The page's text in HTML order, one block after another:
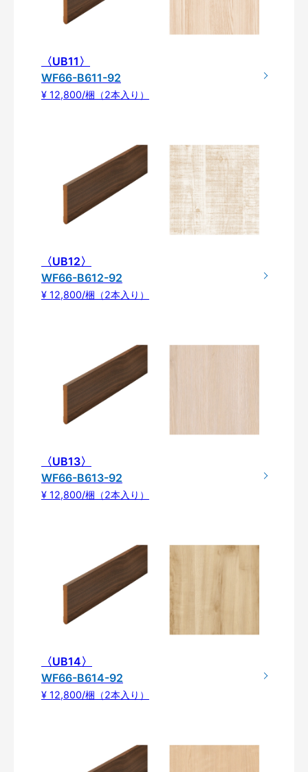
〈UB11〉
WF66-B611-92
¥ 12,800/梱（2本入り）
〈UB12〉
WF66-B612-92
¥ 12,800/梱（2本入り）
〈UB13〉
WF66-B613-92
¥ 12,800/梱（2本入り）
〈UB14〉
WF66-B614-92
¥ 12,800/梱（2本入り）